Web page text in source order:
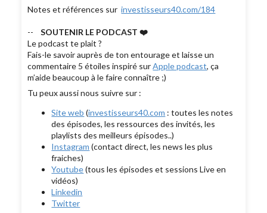
Notes et références sur investisseurs40.com/184
--SOUTENIR LE PODCAST ❤️
Le podcast te plait ?
Fais-le savoir auprès de ton entourage et laisse un
commentaire 5 étoiles inspiré surApple podcast, ça
m’aide beaucoup à le faire connaître ;)
Tu peux aussi nous suivre sur :
Site web (investisseurs40.com : toutes les notes
des épisodes, les ressources des invités, les
playlists des meilleurs épisodes..)
Instagram (contact direct, les news les plus
fraiches)
Youtube(tous les épisodes et sessions Live en
vidéos)
Linkedin
Twitter